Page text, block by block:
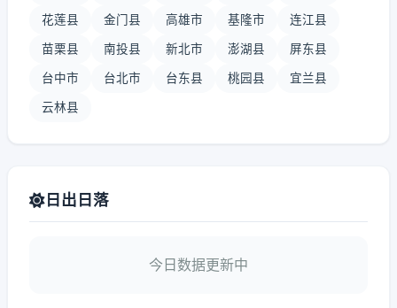
花莲县 金门县 高雄市 基隆市 连江县
苗栗县 南投县 新北市 澎湖县 屏东县
台中市 台北市 台东县 桃园县 宜兰县
云林县
日出日落
今日数据更新中